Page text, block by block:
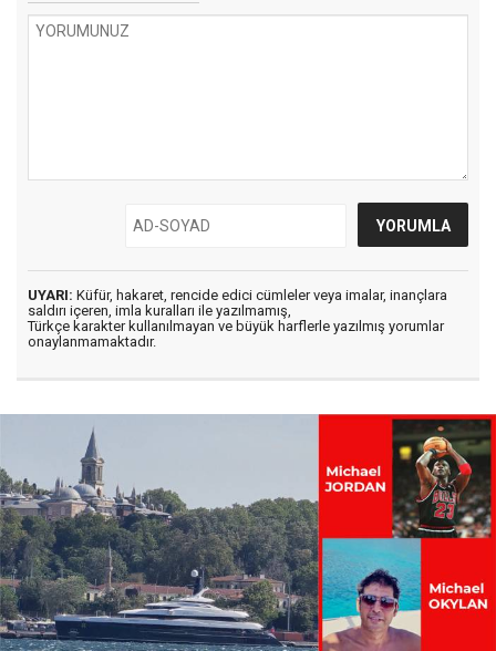
UYARI: Küfür, hakaret, rencide edici cümleler veya imalar, inançlara
saldırı içeren, imla kuralları ile yazılmamış,
Türkçe karakter kullanılmayan ve büyük harflerle yazılmış yorumlar
onaylanmamaktadır.